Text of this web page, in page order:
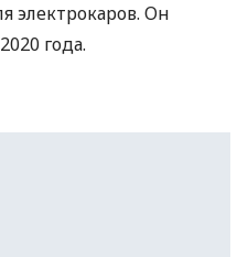
электрокаров. Он
года.